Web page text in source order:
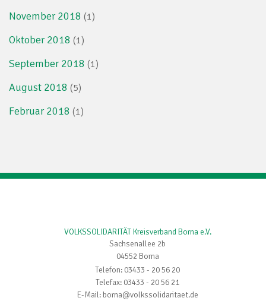
November 2018 (1)
Oktober 2018 (1)
September 2018 (1)
August 2018 (5)
Februar 2018 (1)
VOLKSSOLIDARITÄT Kreisverband Borna e.V.
Sachsenallee 2b
04552 Borna
Telefon: 03433 - 20 56 20
Telefax: 03433 - 20 56 21
E-Mail: borna@volkssolidaritaet.de